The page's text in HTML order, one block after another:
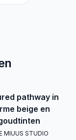
pathway in
beige en
MIUUS STUDIO